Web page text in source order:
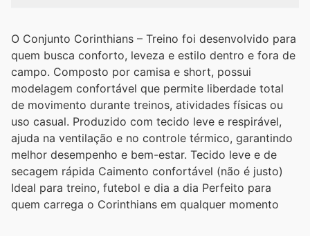
O Conjunto Corinthians – Treino foi desenvolvido para
quem busca conforto, leveza e estilo dentro e fora de
campo. Composto por camisa e short, possui
modelagem confortável que permite liberdade total
de movimento durante treinos, atividades físicas ou
uso casual. Produzido com tecido leve e respirável,
ajuda na ventilação e no controle térmico, garantindo
melhor desempenho e bem-estar. Tecido leve e de
secagem rápida Caimento confortável (não é justo)
Ideal para treino, futebol e dia a dia Perfeito para
quem carrega o Corinthians em qualquer momento